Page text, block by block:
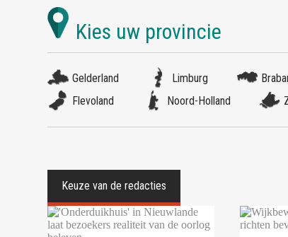
Gelderland Limburg
Flevoland
Noord-Holland